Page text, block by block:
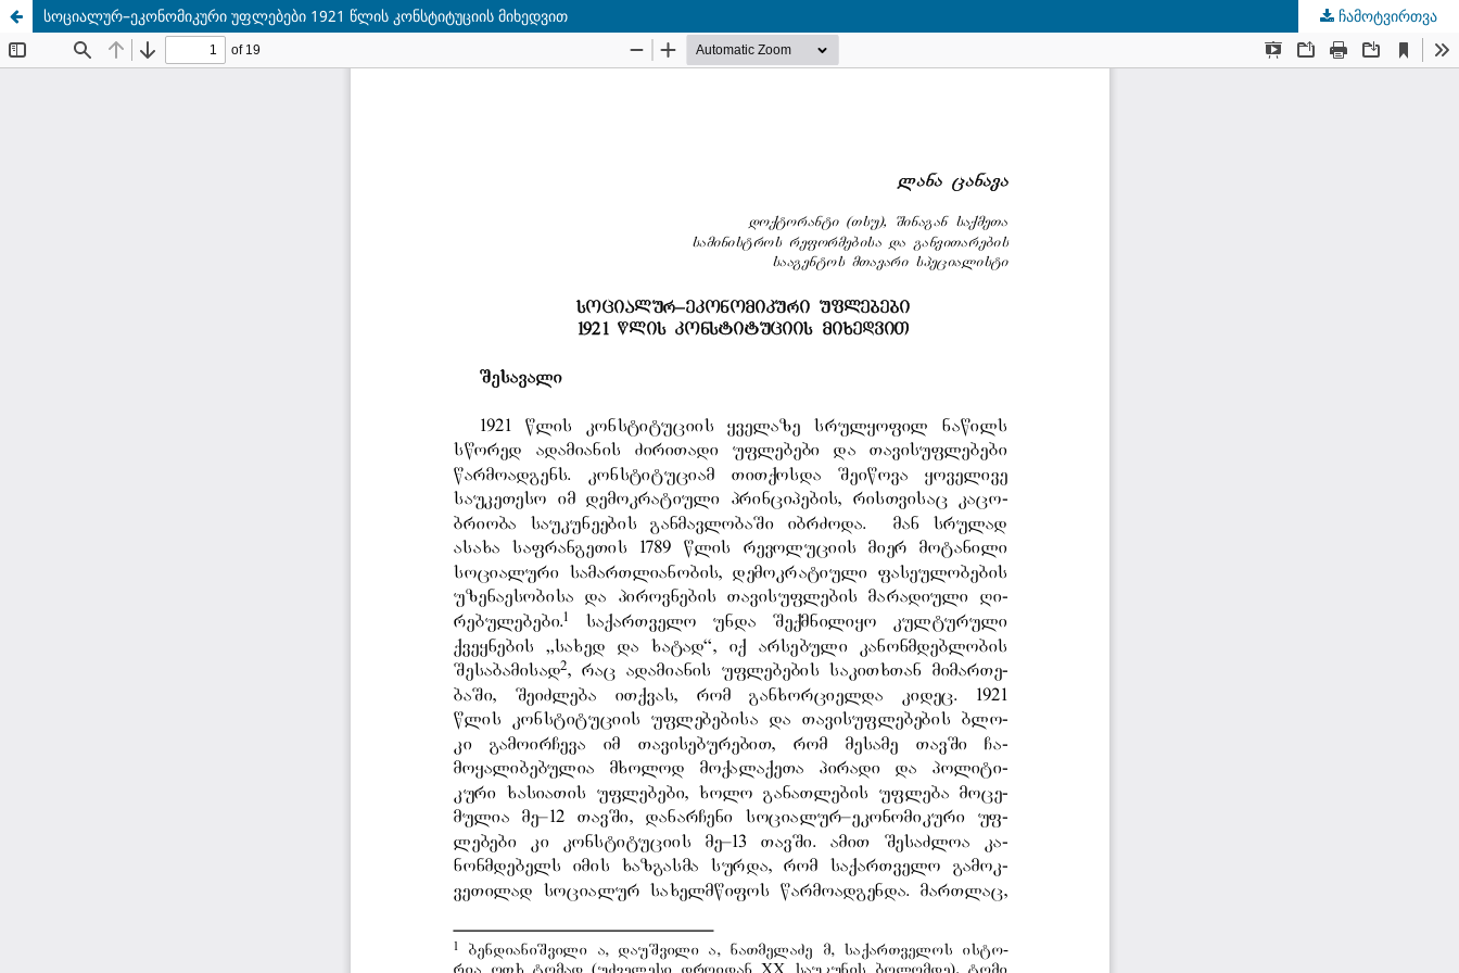
სოციალურ–ეკონომიკური უფლებები 1921 წლის კონსტიტუციის მიხედვით ჩამოტვირთვა